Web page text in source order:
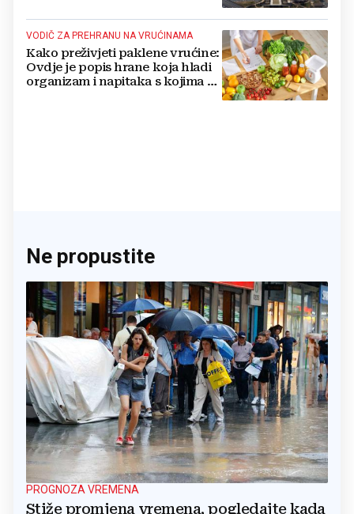
VODIČ ZA PREHRANU NA VRUĆINAMA
Kako preživjeti paklene vrućine:
Ovdje je popis hrane koja hladi
organizam i napitaka s kojima si
Ne propustite
PROGNOZA VREMENA
Stiže promjena vremena, pogledajte kada